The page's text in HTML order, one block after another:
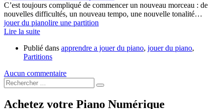
C’est toujours compliqué de commencer un nouveau morceau : de
nouvelles difficultés, un nouveau tempo, une nouvelle tonalité…
jouer du pianolire une partition
Lire la suite
Publié dans apprendre a jouer du piano, jouer du piano,
Partitions
Aucun commentaire
Achetez votre Piano Numérique